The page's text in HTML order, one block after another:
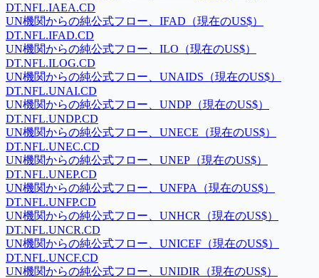
DT.NFL.IAEA.CD
UN機関からの純公式フロー、IFAD（現在のUS$）
DT.NFL.IFAD.CD
UN機関からの純公式フロー、ILO（現在のUS$）
DT.NFL.ILOG.CD
UN機関からの純公式フロー、UNAIDS（現在のUS$）
DT.NFL.UNAI.CD
UN機関からの純公式フロー、UNDP（現在のUS$）
DT.NFL.UNDP.CD
UN機関からの純公式フロー、UNECE（現在のUS$）
DT.NFL.UNEC.CD
UN機関からの純公式フロー、UNEP（現在のUS$）
DT.NFL.UNEP.CD
UN機関からの純公式フロー、UNFPA（現在のUS$）
DT.NFL.UNFP.CD
UN機関からの純公式フロー、UNHCR（現在のUS$）
DT.NFL.UNCR.CD
UN機関からの純公式フロー、UNICEF（現在のUS$）
DT.NFL.UNCF.CD
UN機関からの純公式フロー、UNIDIR（現在のUS$）